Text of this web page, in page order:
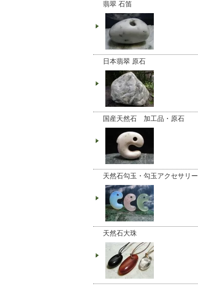
翡翠 石笛
日本翡翠 原石
国産天然石 加工品・原石
天然石勾玉・勾玉アクセサリー
天然石大珠